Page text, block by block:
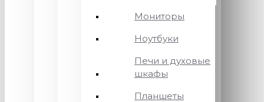
Мониторы
Ноутбуки
Печи и духовые
шкафы
Планшеты